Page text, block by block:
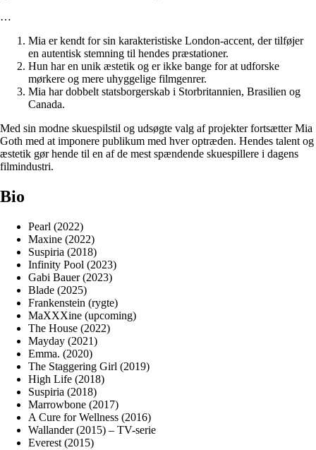
…
Mia er kendt for sin karakteristiske London-accent, der tilføjer
en autentisk stemning til hendes præstationer.
Hun har en unik æstetik og er ikke bange for at udforske
mørkere og mere uhyggelige filmgenrer.
Mia har dobbelt statsborgerskab i Storbritannien, Brasilien og
Canada.
Med sin modne skuespilstil og udsøgte valg af projekter fortsætter Mia
Goth med at imponere publikum med hver optræden. Hendes talent og
æstetik gør hende til en af de mest spændende skuespillere i dagens
filmindustri.
Bio
Pearl (2022)
Maxine (2022)
Suspiria (2018)
Infinity Pool (2023)
Gabi Bauer (2023)
Blade (2025)
Frankenstein (rygte)
MaXXXine (upcoming)
The House (2022)
Mayday (2021)
Emma. (2020)
The Staggering Girl (2019)
High Life (2018)
Suspiria (2018)
Marrowbone (2017)
A Cure for Wellness (2016)
Wallander (2015) – TV-serie
Everest (2015)